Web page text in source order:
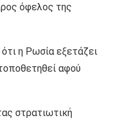
όφελος της
η Ρωσία εξετάζει
αφού
στρατιωτική